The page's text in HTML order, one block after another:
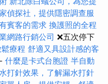
偵探社，提供隱密調查服
賓客的需求 換護照的全程
網路行銷公司 ❌五次停下
療程 舒適又具設計感的客
- 什麼是卡式台胞證 半自動
打針效果，了解漏水打針